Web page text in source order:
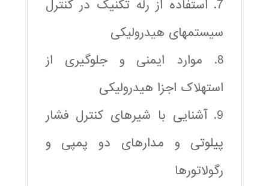
7. استفاده از رله تکنیک در کنترل
سیستمهای هیدرولیکی
8. موارد ایمنی و جلوگیری از
استهلاک اجزا هیدرولیکی
9. آشنایی با شیرهای کنترل فشار
پیلوتی و مدارهای دو پمپی و
رگولاتورها